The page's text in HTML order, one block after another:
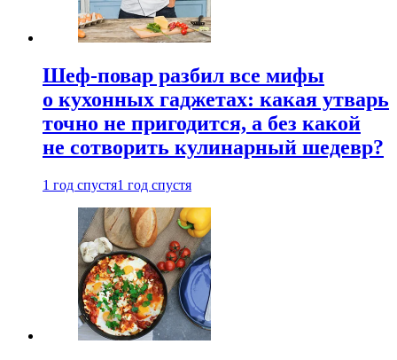
Шеф-повар разбил все мифы
о кухонных гаджетах: какая утварь
точно не пригодится, а без какой
не сотворить кулинарный шедевр?
1 год спустя1 год спустя